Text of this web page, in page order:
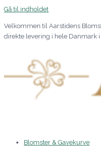
Gå til indholdet
Velkommen til Aarstidens
direkte levering i hele Danmark
Blomster & Gavekurve